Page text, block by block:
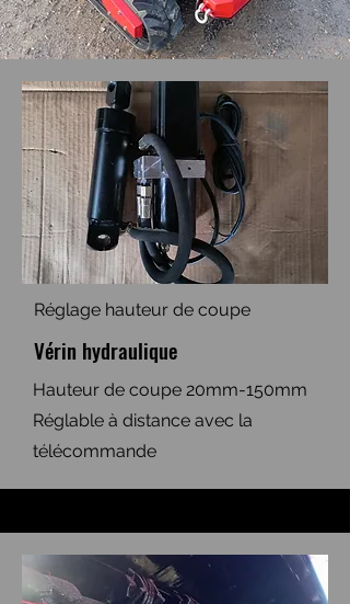
Réglage hauteur de coupe
Vérin hydraulique
Hauteur de coupe 20mm-150mm
Réglable à distance avec la
télécommande